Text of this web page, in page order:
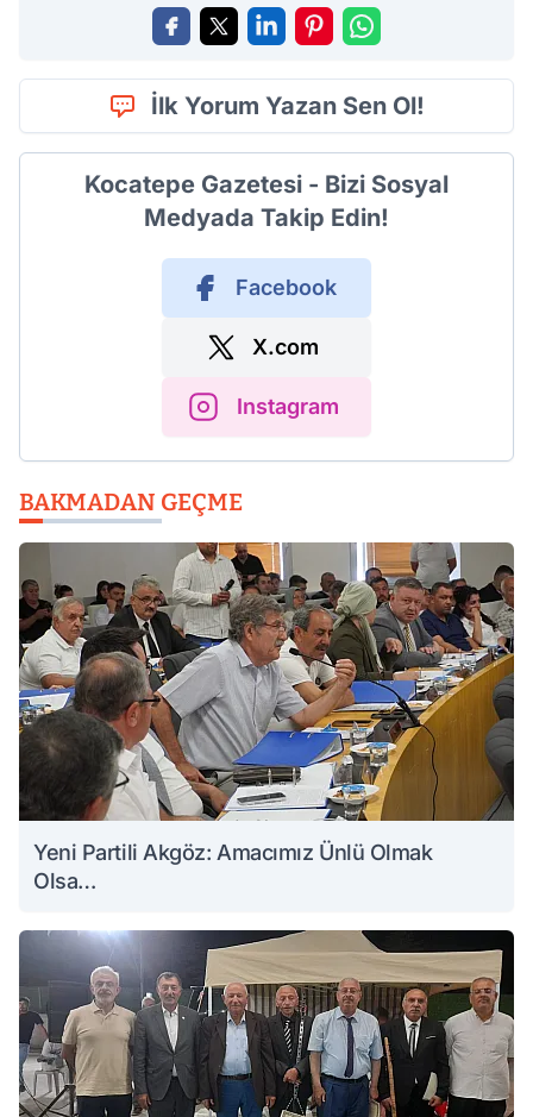
İlk Yorum Yazan Sen Ol!
Kocatepe Gazetesi - Bizi Sosyal
Medyada Takip Edin!
Facebook
X.com
Instagram
BAKMADAN GEÇME
Yeni Partili Akgöz: Amacımız Ünlü Olmak
Olsa…